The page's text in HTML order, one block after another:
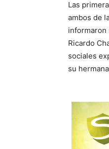
Las
ambos de
informaron
Ricardo
sociales
su